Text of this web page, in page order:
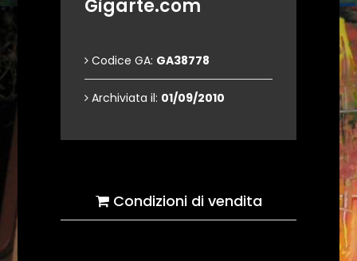
Gigarte.com
Codice GA: GA38778
Archiviata il: 01/09/2010
Condizioni di vendita